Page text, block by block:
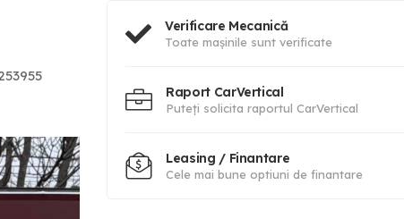
Verificare Mecanică
Toate mașinile sunt verificate
Raport CarVertical
Puteți solicita raportul CarVertical
Leasing / Finantare
Cele mai bune optiuni de finantare